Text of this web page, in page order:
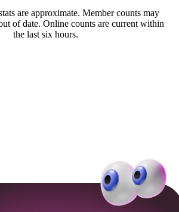
are approximate. Member counts may
of date. Online counts are current within
the last six hours.